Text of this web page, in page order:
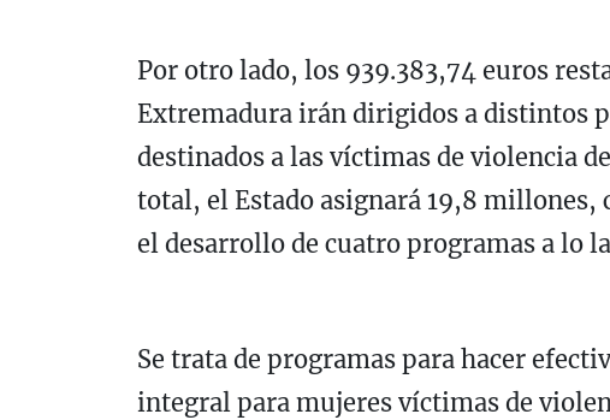
Por otro lado, los 939.383,74 euros
Extremadura irán dirigidos a distintos
destinados a las víctimas de violencia
total, el Estado asignará 19,8 millones,
el desarrollo de cuatro programas a lo
Se trata de programas para hacer
integral para mujeres víctimas de